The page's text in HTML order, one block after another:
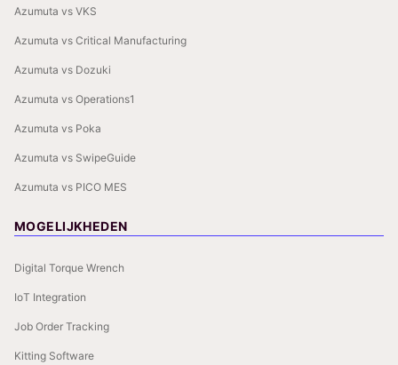
Azumuta vs VKS
Azumuta vs Critical Manufacturing
Azumuta vs Dozuki
Azumuta vs Operations1
Azumuta vs Poka
Azumuta vs SwipeGuide
Azumuta vs PICO MES
MOGELIJKHEDEN
Digital Torque Wrench
IoT Integration
Job Order Tracking
Kitting Software